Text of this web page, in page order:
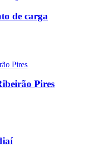
de carga
Pires